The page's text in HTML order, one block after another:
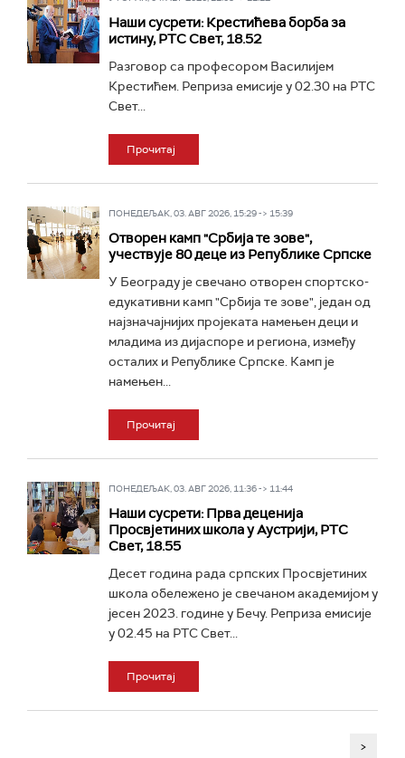
Наши сусрети: Крестићева борба за
истину, РТС Свет, 18.52
Разговор са професором Василијем
Крестићем. Реприза емисије у 02.30 на РТС
Свет...
Прочитај
ПОНЕДЕЉАК, 03. АВГ 2026, 15:29 -> 15:39
Отворен камп "Србија те зове",
учествује 80 деце из Републике Српске
У Београду је свечано отворен спортско-
едукативни камп "Србија те зове", један од
најзначајнијих пројеката намењен деци и
младима из дијаспоре и региона, између
осталих и Републике Српске. Камп је
намењен...
Прочитај
ПОНЕДЕЉАК, 03. АВГ 2026, 11:36 -> 11:44
Наши сусрети: Прва деценија
Просвјетиних школа у Аустрији, РТС
Свет, 18.55
Десет година рада српских Просвјетиних
школа обележено је свечаном академијом у
јесен 2023. године у Бечу. Реприза емисије
у 02.45 на РТС Свет...
Прочитај
>